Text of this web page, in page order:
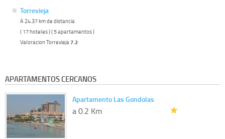
Torrevieja
A 24.37 km de distancia
( 17 hoteles ) ( 5 apartamentos )
Valoracion Torrevieja 7.2
APARTAMENTOS CERCANOS
Apartamento Las Gondolas
a 0.2 Km